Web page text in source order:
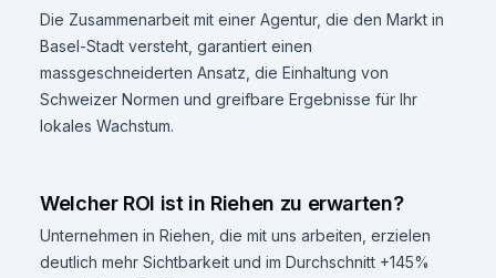
Die Zusammenarbeit mit einer Agentur, die den Markt in
Basel-Stadt versteht, garantiert einen
massgeschneiderten Ansatz, die Einhaltung von
Schweizer Normen und greifbare Ergebnisse für Ihr
lokales Wachstum.
Welcher ROI ist in Riehen zu erwarten?
Unternehmen in Riehen, die mit uns arbeiten, erzielen
deutlich mehr Sichtbarkeit und im Durchschnitt +145%